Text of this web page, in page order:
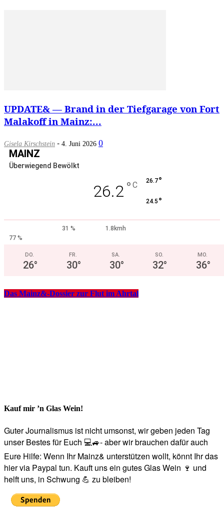
UPDATE& — Brand in der Tiefgarage von Fort
Malakoff in Mainz:...
Gisela Kirschstein - 4. Juni 2026 0
MAINZ
Überwiegend Bewölkt
26.2 ° C 26.7°
24.5 °
31 %
1.8kmh
77 %
DO.
26°
FR.
30°
SA.
30°
SO.
32°
MO.
36°
Das Mainz&-Dossier zur Flut im Ahrtal
Kauf mir ’n Glas Wein!
Guter Journalismus ist nicht umsonst, wir geben jeden Tag
unser Bestes für Euch 💻🚙- aber wir brauchen dafür auch
Eure Hilfe: Wenn Ihr Mainz& unterstützen wollt, könnt Ihr das
hier via Paypal tun. Kauft uns ein gutes Glas Wein 🍷 und
helft uns, in Schwung 💪 zu bleiben!